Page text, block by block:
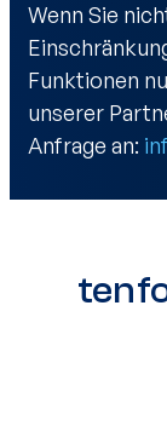
Wenn Sie
Funktionen
unserer
Anfrage an: